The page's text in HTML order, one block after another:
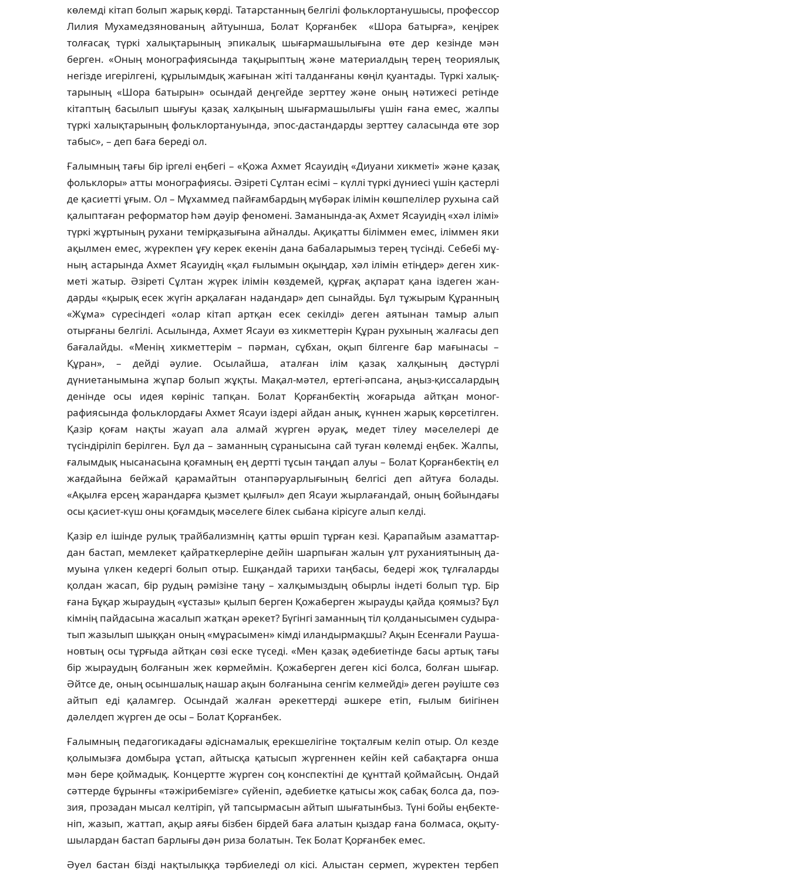
көлемді кітап болып жарық көрді. Та­тарстанның белгілі фольклортанушысы, про­фессор
Лилия Мухамедзянованың ай­туын­ша, Болат Қорғанбек «Шора батырға», кеңі­рек
толғасақ түркі халықтарының эпи­ка­лық шығармашылығына өте дер кезінде мән
берген. «Оның монографиясында тақы­рып­тың және материалдың терең теориялық
не­гіз­де игерілгені, құрылымдық жағынан жіті тал­данғаны көңіл қуантады. Түркі халық­
тарының «Шора батырын» осындай деңгейде зерт­теу және оның нәтижесі ретінде
кітаптың ба­сылып шығуы қазақ халқының шығар­ма­шы­лығы үшін ғана емес, жалпы
түркі халық­та­рының фольклортануында, эпос-дастан­дар­ды зерттеу саласында өте зор
табыс», – деп ба­ға береді ол.
Ғалымның тағы бір іргелі еңбегі – «Қожа Ахмет Ясауидің «Диуани хикметі» және қазақ
фо­льклоры» атты монографиясы. Әзіреті Сұл­тан есімі – күллі түркі дүниесі үшін қас­тер­­лі
де қасиетті ұғым. Ол – Мұхаммед пай­ғам­бардың мүбәрак ілімін көшпелілер ру­хы­на сай
қалыптаған реформатор һәм дәуір фе­номені. Заманында-ақ Ахмет Ясауидің «хәл ілімі»
түркі жұртының рухани темірқазығына ай­налды. Ақиқатты біліммен емес, іліммен яки
ақылмен емес, жүрекпен ұғу керек екенін дана бабаларымыз терең түсінді. Себебі мұ­
ның астарында Ахмет Ясауидің «қал ғы­лы­мын оқыңдар, хәл ілімін етіңдер» деген хик­­­­­
меті жатыр. Әзіреті Сұлтан жүрек ілімін көз­демей, құрғақ ақпарат қана іздеген жан­
дарды «қырық есек жүгін арқалаған на­дан­дар» деп сынайды. Бұл тұжырым Құранның
«Жұ­ма» сүресіндегі «олар кітап артқан есек се­кіл­ді» деген аятынан тамыр алып
отырғаны бел­гілі. Асылында, Ахмет Ясауи өз хик­мет­терін Құран рухының жалғасы деп
бағалайды. «Ме­нің хикметтерім – пәрман, сұбхан, оқып біл­генге бар мағынасы –
Құран», – дейді әулие. Осы­лайша, аталған ілім қазақ халқының дәс­түрлі
дүниетанымына жұпар болып жұқ­ты. Мақал-мәтел, ертегі-әпсана, аңыз-қис­са­лар­­дың
денінде осы идея көрініс тапқан. Бо­­лат Қорғанбектің жоғарыда айтқан мо­ног­
рафиясында фольклордағы Ахмет Ясауи іздері айдан анық, күннен жарық көрсетілген.
Қа­зір қоғам нақты жауап ала алмай жүрген әруақ, медет тілеу мәселелері де
түсіндіріліп бе­рілген. Бұл да – заманның сұранысына сай ту­ған көлемді еңбек. Жалпы,
ғалымдық ны­сана­сына қоғамның ең дертті тұсын таңдап алуы – Болат Қорғанбектің ел
жағдайына бей­жай қарамайтын отанпәруарлығының бел­гісі деп айтуға болады.
«Ақылға ерсең жа­ран­дарға қызмет қылғыл» деп Ясауи жыр­лағандай, оның бойындағы
осы қасиет-күш оны қоғамдық мәселеге білек сыбана кірісуге алып келді.
Қазір ел ішінде рулық трайбализмнің қат­ты өршіп тұрған кезі. Қарапайым аза­мат­тар­
дан бастап, мемлекет қайраткерлеріне дейін шарпыған жалын ұлт руханиятының да­
муына үлкен кедергі болып отыр. Ешқандай та­рихи таңбасы, бедері жоқ тұлғаларды
қол­дан жасап, бір рудың рәмізіне таңу – хал­қы­мыз­дың обырлы індеті болып тұр. Бір
ғана Бұқар жыраудың «ұстазы» қылып берген Қожаберген жырауды қайда қоямыз? Бұл
кім­нің пайдасына жасалып жатқан әрекет? Бү­гінгі заманның тіл қолданысымен судыра­
тып жазылып шыққан оның «мұрасымен» кім­ді иландырмақшы? Ақын Есенғали Рауша­
но­в­­тың осы тұрғыда айтқан сөзі еске түседі. «Мен қазақ әдебиетінде басы артық тағы
бір жы­раудың болғанын жек көрмеймін. Қо­жа­бер­ген деген кісі болса, болған шығар.
Әйтсе де, оның осыншалық нашар ақын болғанына сен­гім келмейді» деген рәуіште сөз
айтып еді қа­ламгер. Осындай жалған әрекеттерді әш­кере етіп, ғылым биігінен
дәлелдеп жүрген де осы – Болат Қорғанбек.
Ғалымның педагогикадағы әдіснамалық ерекшелігіне тоқталғым келіп отыр. Ол кезде
қолымызға домбыра ұстап, айтысқа қа­тысып жүргеннен кейін кей сабақтарға он­ша
мән бере қоймадық. Концертте жүрген соң конспектіні де құнттай қоймайсың. Он­дай
сәттерде бұрынғы «тәжірибемізге» сүйе­ніп, әдебиетке қатысы жоқ сабақ болса да, поэ­
зия, прозадан мысал келтіріп, үй тапсыр­ма­сын айтып шығатынбыз. Түні бойы еңбек­те­
ніп, жазып, жаттап, ақыр аяғы бізбен бір­дей баға алатын қыздар ғана болмаса, оқы­ту­
шылардан бастап барлығы дән риза бола­тын. Тек Болат Қорғанбек емес.
Әуел бастан бізді нақтылыққа тәрбие­ле­ді ол кісі. Алыстан сермеп, жүрек­тен тер­беп